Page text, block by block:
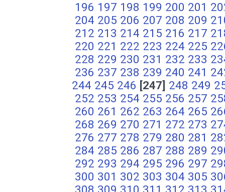
196 197 198 199 200 201
204 205 206 207 208 209
212 213 214 215 216 217
220 221 222 223 224 225
228 229 230 231 232 233
236 237 238 239 240 241
244 245 246 [247] 248 249
252 253 254 255 256 257
260 261 262 263 264 265
268 269 270 271 272 273
276 277 278 279 280 281
284 285 286 287 288 289
292 293 294 295 296 297
300 301 302 303 304 305